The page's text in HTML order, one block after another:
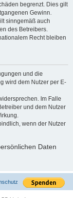
begrenzt. Dies gilt
Gewinn.
sinngemäß auch
des Betreibers.
Recht bleiben
und die
wird dem Nutzer per E-
Im Falle
und dem Nutzer
wenn der Nutzer
Daten